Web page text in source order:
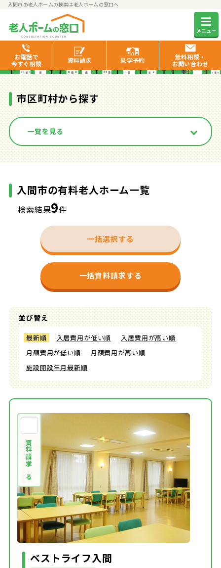
入間市の老人ホームの検索は老人ホームの窓口へ
メニュー
お電話で
今すぐ相談
資料請求 見学予約
無料相談・
お問い合わせ
入間市の有料老人ホーム一覧
市区町村から探す
一覧を見る
入間市の有料老人ホーム一覧
検索結果9件
一括選択する
一括資料請求する
並び替え
最新順 入居費用が低い順
入居費用が高い順
月額費用が低い順
月額費用が高い順
施設開設年月最新順
資料請求する
ベストライフ入間